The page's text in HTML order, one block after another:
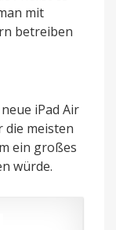
mit
betreiben
iPad Air
die meisten
ein großes
würde.